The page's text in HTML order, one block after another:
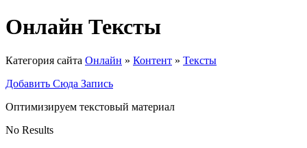
Онлайн Тексты
Категория сайта Онлайн » Контент » Тексты
Добавить Сюда Запись
Оптимизируем текстовый материал
No Results